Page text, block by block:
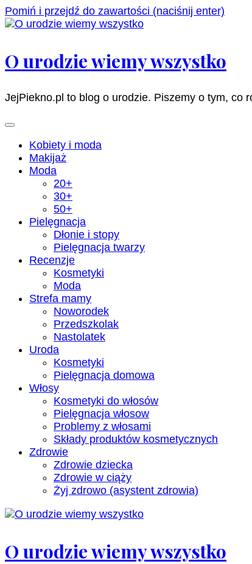
Pomiń i przejdź do zawartości (naciśnij enter)
O urodzie wiemy wszystko
JejPiekno.pl to blog o urodzie. Piszemy o tym, co
Kobiety i moda
Makijaż
Moda
20+
30+
50+
Pielęgnacja
Dłonie i stopy
Pielęgnacja twarzy
Recenzje
Kosmetyki
Moda
Strefa mamy
Noworodek
Przedszkolak
Nastolatek
Uroda
Kosmetyki
Pielęgnacja domowa
Włosy
Kosmetyki do włosów
Pielęgnacja włosow
Problemy z włosami
Składy produktów kosmetycznych
Zdrowie
Zdrowie dziecka
Zdrowie w ciąży
Żyj zdrowo (asystent zdrowia)
O urodzie wiemy wszystko